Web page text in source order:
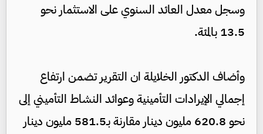
وسجل معدل العائد السنوي على الاستثمار نحو
13.5 بالمئة.
وأضاف الدكتور الخلايلة ان التقرير تضمن ارتفاع
إجمالي الإيرادات التأمينية وعوائد النشاط التأميني إلى
نحو 620.8 مليون دينار مقارنة بـ581.5 مليون دينار